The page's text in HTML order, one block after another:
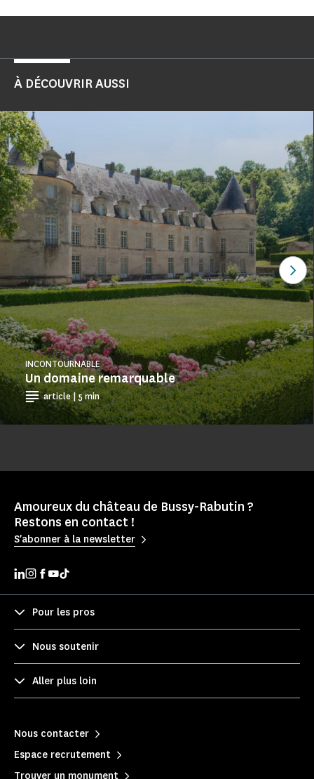
À DÉCOUVRIR AUSSI
Un domaine remarquable
INCONTOURNABLE
article | 5 min
Amoureux du château de Bussy-Rabutin ?
Restons en contact !
S'abonner à la newsletter
Pour les pros
Nous soutenir
Aller plus loin
Nous contacter
Espace recrutement
Trouver un monument